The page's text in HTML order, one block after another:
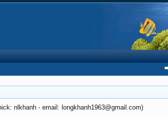
nlkhanh - email: longkhanh1963@gmail.com)